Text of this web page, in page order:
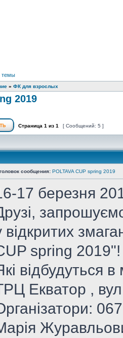
темы
» ФК для взрослых
2019
Страница 1 из 1 [ Сообщений: 5 ]
сообщения: POLTAVA CUP spring 2019
17 березня
відкритих
spring 2019"!
відбудуться в
Екватор ,